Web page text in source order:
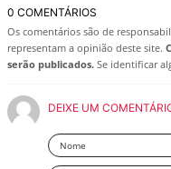
0 COMENTÁRIOS
Os comentários são de
representam a opinião deste site.
serão publicados. Se identificar
DEIXE UM
Nome